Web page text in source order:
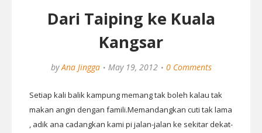
Dari Taiping ke Kuala
Kangsar
by Ana Jingga May 19, 2012 0 Comments
Setiap kali balik kampung memang tak boleh kalau tak
makan angin dengan famili.Memandangkan cuti tak lama
, adik ana cadangkan kami pi jalan-jalan ke sekitar dekat-